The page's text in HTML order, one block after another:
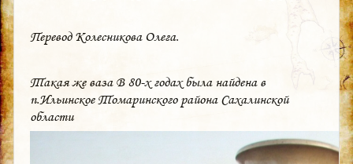
Перевод Колесникова Олега.
Такая же ваза В 80-х годах была найдена в
п.Ильинское Томаринского района Сахалинской
области